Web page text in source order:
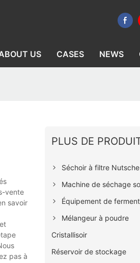
US CASES NEWS
vente
savoir
pas à
PLUS DE
Séchoir à filtre Nutsche
Machine de séchage
Équipement de
Mélangeur à poudre
Cristallisoir
Réservoir de stockage